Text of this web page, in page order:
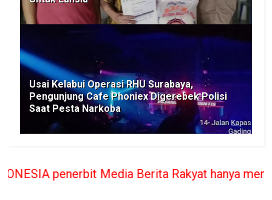
Usai Kelabui Operasi RHU Surabaya,
Pengunjung Cafe Phoniex Digerebek Polisi
Saat Pesta Narkoba
Berita Rakyat hanya memberikan